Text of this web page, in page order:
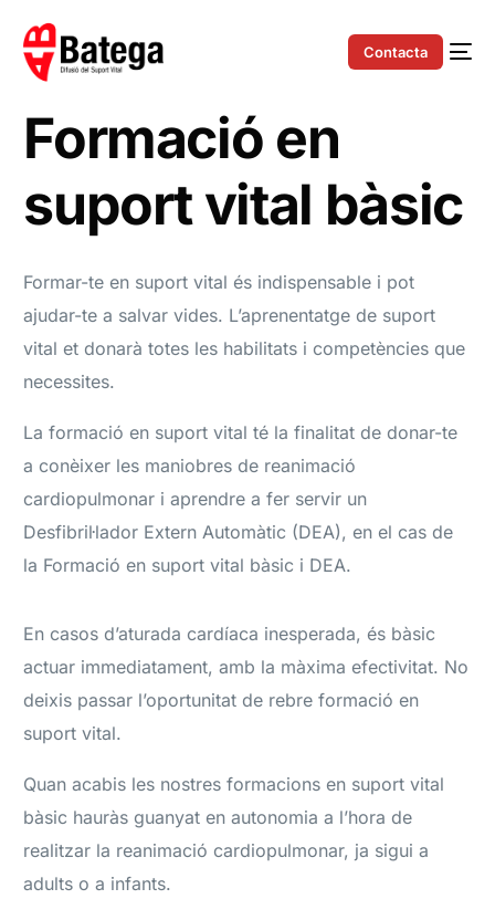
Contacta
Formació en
suport vital bàsic
Formar-te en suport vital és indispensable i pot
ajudar-te a salvar vides. L’aprenentatge de suport
vital et donarà totes les habilitats i competències que
necessites.
La formació en suport vital té la finalitat de donar-te
a conèixer les maniobres de reanimació
cardiopulmonar i aprendre a fer servir un
Desfibril·lador Extern Automàtic (DEA), en el cas de
la Formació en suport vital bàsic i DEA.
En casos d’aturada cardíaca inesperada, és bàsic
actuar immediatament, amb la màxima efectivitat. No
deixis passar l’oportunitat de rebre formació en
suport vital.
Quan acabis les nostres formacions en suport vital
bàsic hauràs guanyat en autonomia a l’hora de
realitzar la reanimació cardiopulmonar, ja sigui a
adults o a infants.